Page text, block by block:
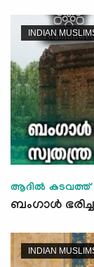
INDIAN
ആദില്‍ കടവത്ത്
ബംഗാള്‍
INDIAN